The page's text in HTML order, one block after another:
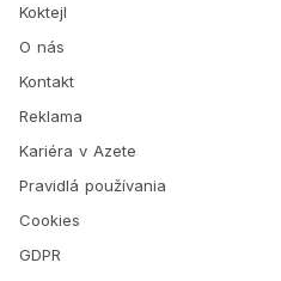
Koktejl
O nás
Kontakt
Reklama
Kariéra v Azete
Pravidlá používania
Cookies
GDPR